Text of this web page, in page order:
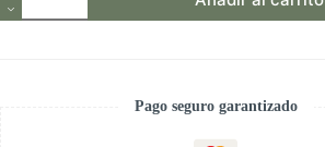
de
PVC
Pago seguro garantizado